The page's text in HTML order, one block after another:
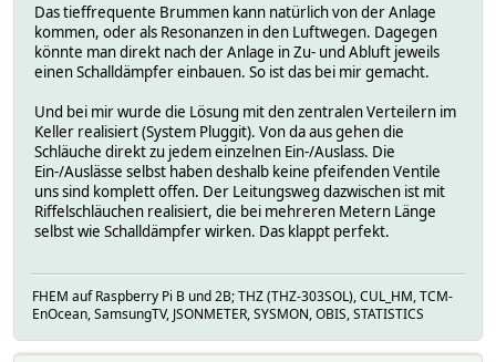
Das tieffrequente Brummen kann natürlich von der Anlage
kommen, oder als Resonanzen in den Luftwegen. Dagegen
könnte man direkt nach der Anlage in Zu- und Abluft jeweils
einen Schalldämpfer einbauen. So ist das bei mir gemacht.
Und bei mir wurde die Lösung mit den zentralen Verteilern im
Keller realisiert (System Pluggit). Von da aus gehen die
Schläuche direkt zu jedem einzelnen Ein-/Auslass. Die
Ein-/Auslässe selbst haben deshalb keine pfeifenden Ventile
uns sind komplett offen. Der Leitungsweg dazwischen ist mit
Riffelschläuchen realisiert, die bei mehreren Metern Länge
selbst wie Schalldämpfer wirken. Das klappt perfekt.
FHEM auf Raspberry Pi B und 2B; THZ (THZ-303SOL), CUL_HM, TCM-
EnOcean, SamsungTV, JSONMETER, SYSMON, OBIS, STATISTICS